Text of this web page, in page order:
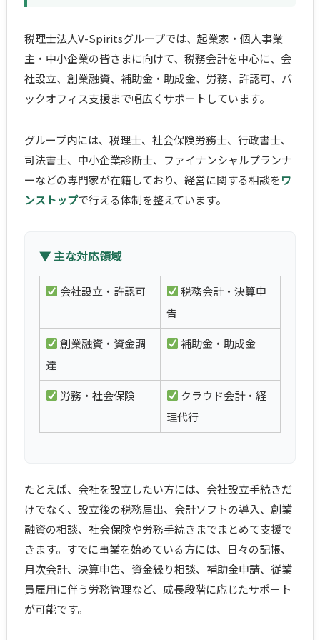
税理士法人V-Spiritsグループでは、起業家・個人事業
主・中小企業の皆さまに向けて、税務会計を中心に、会
社設立、創業融資、補助金・助成金、労務、許認可、バ
ックオフィス支援まで幅広くサポートしています。
グループ内には、税理士、社会保険労務士、行政書士、
司法書士、中小企業診断士、ファイナンシャルプランナ
ーなどの専門家が在籍しており、経営に関する相談をワ
ンストップで行える体制を整えています。
▼ 主な対応領域
会社設立・許認可
税務会計・決算申
告
創業融資・資金調
達
補助金・助成金
労務・社会保険
クラウド会計・経
理代行
たとえば、会社を設立したい方には、会社設立手続きだ
けでなく、設立後の税務届出、会計ソフトの導入、創業
融資の相談、社会保険や労務手続きまでまとめて支援で
きます。すでに事業を始めている方には、日々の記帳、
月次会計、決算申告、資金繰り相談、補助金申請、従業
員雇用に伴う労務管理など、成長段階に応じたサポート
が可能です。